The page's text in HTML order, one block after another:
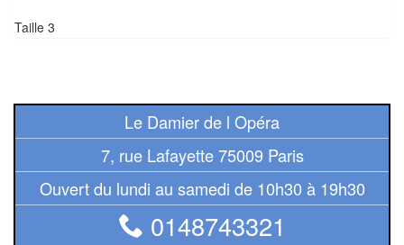
anglais
Accessoires
Taille 3
Le Damier de l Opéra
7, rue Lafayette 75009 Paris
Ouvert du lundi au samedi de 10h30 à 19h30
0148743321